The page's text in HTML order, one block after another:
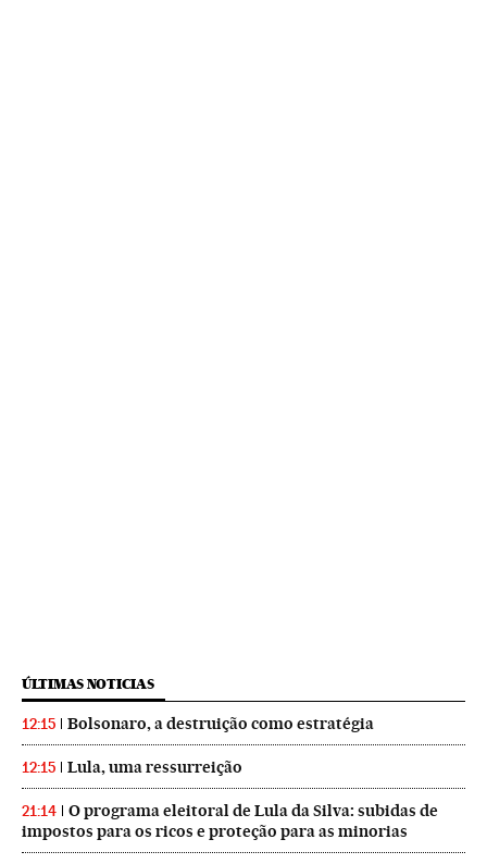
ÚLTIMAS NOTICIAS
12:15 Bolsonaro, a destruição como estratégia
12:15 Lula, uma ressurreição
21:14
O programa eleitoral de Lula da Silva: subidas de
impostos para os ricos e proteção para as minorias